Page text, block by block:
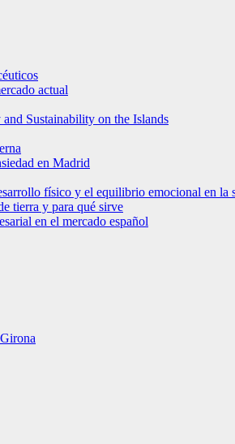
actual
Sustainability on the Islands
en Madrid
físico y el equilibrio emocional en la
tierra y para qué sirve
en el mercado español